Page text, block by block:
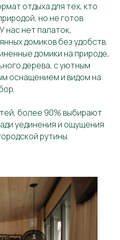
отдыха для тех, кто
но не готов
нет палаток,
домиков без удобств.
домики на природе,
дерева, с уютным
оснащением и видом на
более 90% выбирают
уединения и ощущения
рутины.